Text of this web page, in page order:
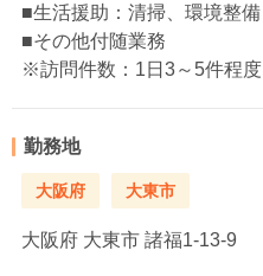
■生活援助：清掃、環境整備
■その他付随業務
※訪問件数：1日3～5件程度
勤務地
大阪府 大東市
大阪府 大東市 諸福1‐13‐9